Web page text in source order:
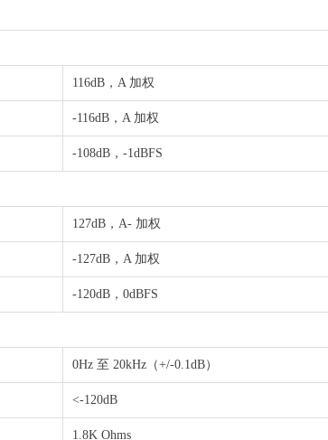
116dB，A 加权
-116dB，A 加权
-108dB，-1dBFS
127dB，A- 加权
-127dB，A 加权
-120dB，0dBFS
0Hz 至 20kHz（+/-0.1dB）
<-120dB
1.8K Ohms